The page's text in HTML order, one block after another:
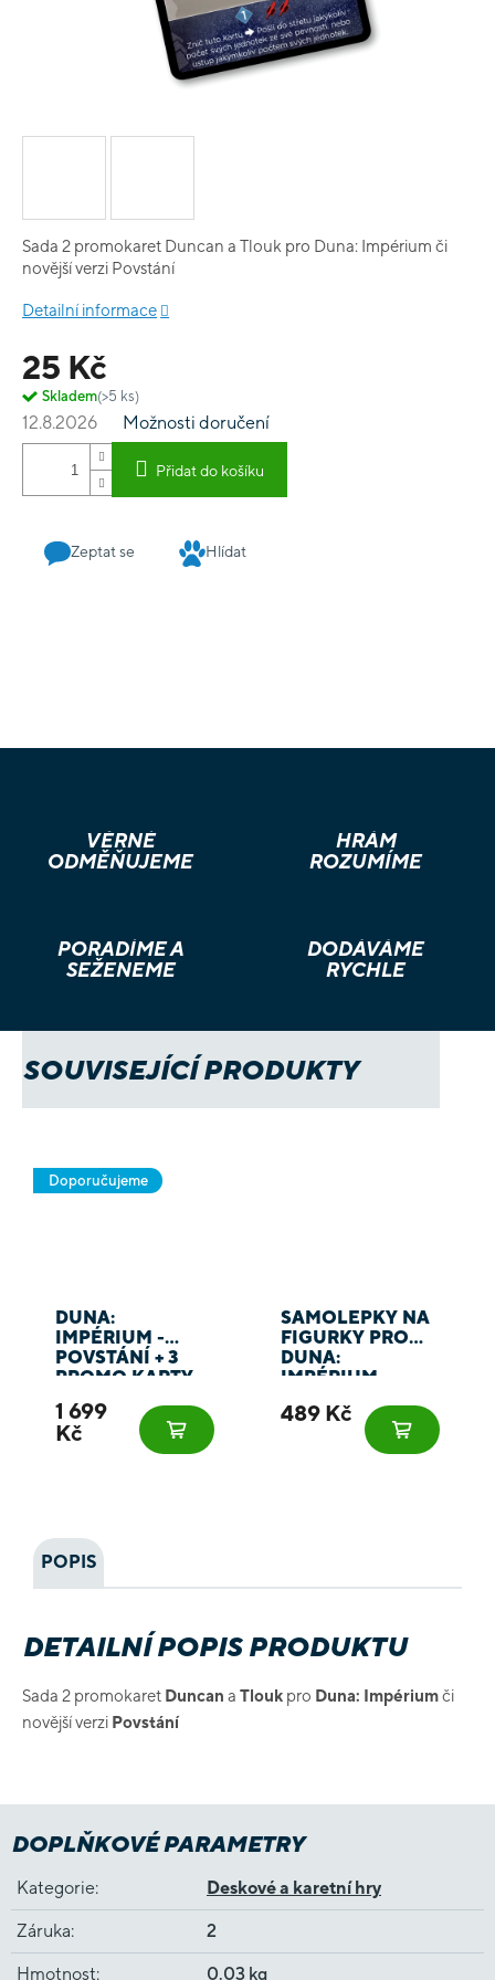
25 Kč
Skladem(>5 ks)
12.8.2026 Možnosti doručení
Přidat do košíku
Sada 2 promokaret Duncan a Tlouk pro Duna: Impérium či
novější verzi Povstání
Detailní informace
Zeptat se Hlídat
VĚRNÉ
ODMĚŇUJEME
HRÁM
ROZUMÍME
PORADÍME A
SEŽENEME
DODÁVÁME
RYCHLE
SOUVISEJÍCÍ PRODUKTY
Doporučujeme
DUNA:
IMPÉRIUM -
POVSTÁNÍ + 3
PROMO KARTY
1 699
Kč
SAMOLEPKY NA
FIGURKY PRO
DUNA:
IMPÉRIUM -
489 Kč
POPIS
DETAILNÍ POPIS PRODUKTU
Sada 2 promokaret Duncan a Tlouk pro Duna: Impériumči
novější verzi Povstání
DOPLŇKOVÉ PARAMETRY
Kategorie: Deskové a karetní hry
Záruka: 2
Hmotnost: 0.03 kg